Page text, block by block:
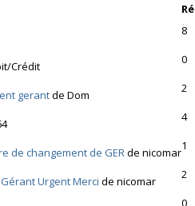
8
Crédit
0
gerantde Dom
2
4
de changement de GERde nicomar1
Urgent Merci de nicomar
2
0